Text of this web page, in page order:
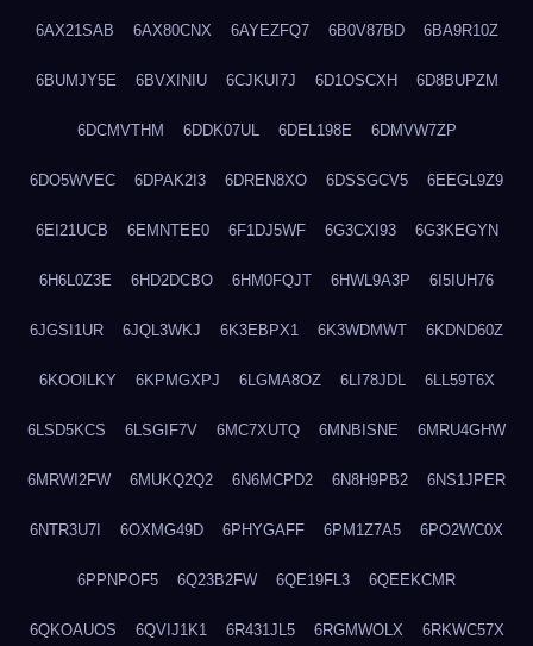
6AX21SAB 6AX80CNX 6AYEZFQ7 6B0V87BD 6BA9R10Z
6BUMJY5E 6BVXINIU 6CJKUI7J 6D1OSCXH 6D8BUPZM
6DCMVTHM 6DDK07UL 6DEL198E 6DMVW7ZP
6DO5WVEC 6DPAK2I3 6DREN8XO 6DSSGCV5 6EEGL9Z9
6EI21UCB 6EMNTEE0 6F1DJ5WF 6G3CXI93 6G3KEGYN
6H6L0Z3E 6HD2DCBO 6HM0FQJT 6HWL9A3P 6I5IUH76
6JGSI1UR 6JQL3WKJ 6K3EBPX1 6K3WDMWT 6KDND60Z
6KOOILKY 6KPMGXPJ 6LGMA8OZ 6LI78JDL 6LL59T6X
6LSD5KCS 6LSGIF7V 6MC7XUTQ 6MNBISNE 6MRU4GHW
6MRWI2FW 6MUKQ2Q2 6N6MCPD2 6N8H9PB2 6NS1JPER
6NTR3U7I 6OXMG49D 6PHYGAFF 6PM1Z7A5 6PO2WC0X
6PPNPOF5 6Q23B2FW 6QE19FL3 6QEEKCMR
6QKOAUOS 6QVIJ1K1 6R431JL5 6RGMWOLX 6RKWC57X